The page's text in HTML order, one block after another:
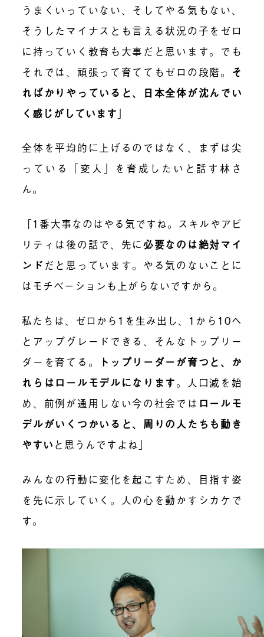
うまくいっていない、そしてやる気もない、
そうしたマイナスとも言える状況の子をゼロ
に持っていく教育も大事だと思います。でも
それでは、頑張って育ててもゼロの段階。 そ
ればかりやっていると、日本全体が沈んでい
く感じがしています 」
全体を平均的に上げるのではなく、まずは尖
っている「変人」を育成したいと話す林さ
ん。
「1番大事なのはやる気ですね。スキルやアビ
リティは後の話で、先に必要なのは絶対マイ
ンドだと思っています。やる気のないことに
はモチベーションも上がらないですから。
私たちは、ゼロから1を生み出し、1から10へ
とアップグレードできる、そんなトップリー
ダーを育てる。
トップリーダーが育つと、か
れらはロールモデルになります。人口減を始
め、前例が通用しない今の社会では ロールモ
デルがいくつかいると、周りの人たちも動き
やすい と思うんですよね」
みんなの行動に変化を起こすため、目指す姿
を先に示していく。人の心を動かすシカケで
す。